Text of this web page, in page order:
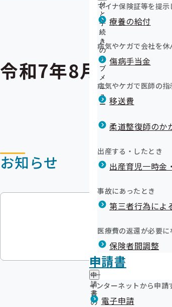
付
と
手
続
き
の
サ
ブ
メ
ニ
ュ
ー
マイナ保険証等を提示
療養の給付
病気やケガで会社を休
傷病手当金
病気やケガで医師の
移送費
柔道整復師のか
出産する・したとき
出産育児一時金
事故にあったとき
第三者行為によ
医療費の返還が必要に
保険者間調整
申請書
申
請
書
の
インターネットから申請
電子申請
令和7年8月20日か
お知らせ